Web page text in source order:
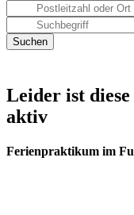
Leider ist
aktiv
Ferienpraktikum im